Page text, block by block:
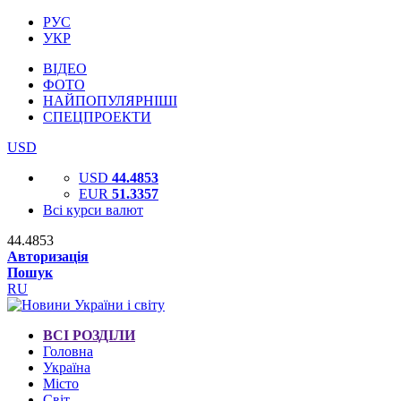
РУС
УКР
ВІДЕО
ФОТО
НАЙПОПУЛЯРНІШІ
СПЕЦПРОЕКТИ
USD
USD 44.4853
EUR 51.3357
Всі курси валют
44.4853
Авторизація
Пошук
RU
ВСІ РОЗДІЛИ
Головна
Україна
Місто